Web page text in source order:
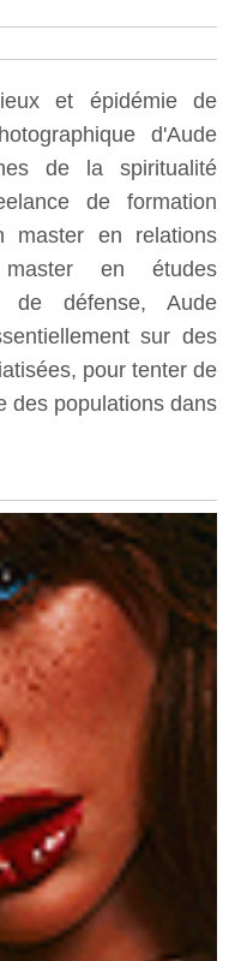
et épidémie de
d'Aude
de la spiritualité
de formation
master en relations
en études
de défense, Aude
sur des
pour tenter de
des populations dans